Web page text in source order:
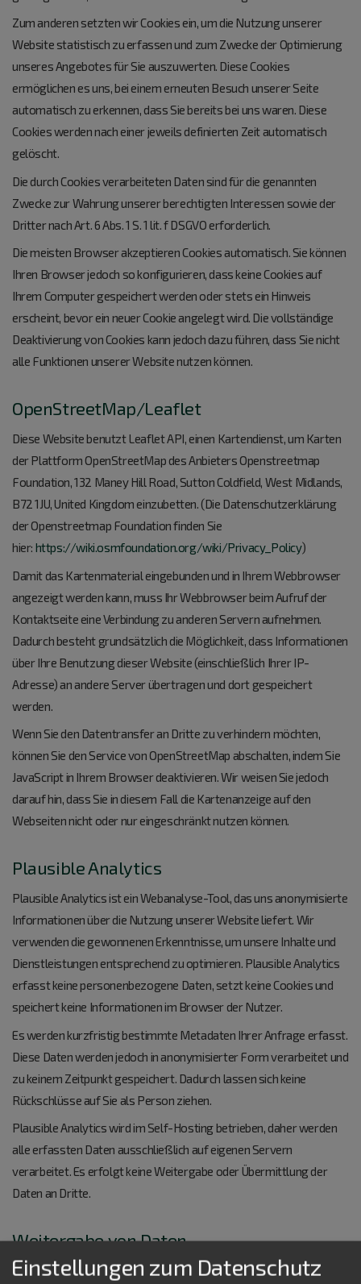
Zum anderen setzten wir Cookies ein, um die Nutzung unserer
Website statistisch zu erfassen und zum Zwecke der Optimierung
unseres Angebotes für Sie auszuwerten. Diese Cookies
ermöglichen es uns, bei einem erneuten Besuch unserer Seite
automatisch zu erkennen, dass Sie bereits bei uns waren. Diese
Cookies werden nach einer jeweils definierten Zeit automatisch
gelöscht.
Die durch Cookies verarbeiteten Daten sind für die genannten
Zwecke zur Wahrung unserer berechtigten Interessen sowie der
Dritter nach Art. 6 Abs. 1 S. 1 lit. f DSGVO erforderlich.
Die meisten Browser akzeptieren Cookies automatisch. Sie können
Ihren Browser jedoch so konfigurieren, dass keine Cookies auf
Ihrem Computer gespeichert werden oder stets ein Hinweis
erscheint, bevor ein neuer Cookie angelegt wird. Die vollständige
Deaktivierung von Cookies kann jedoch dazu führen, dass Sie nicht
alle Funktionen unserer Website nutzen können.
OpenStreetMap/Leaflet
Diese Website benutzt Leaflet API, einen Kartendienst, um Karten
der Plattform OpenStreetMap des Anbieters Openstreetmap
Foundation, 132 Maney Hill Road, Sutton Coldfield, West Midlands,
B72 1JU, United Kingdom einzubetten. (Die Datenschutzerklärung
der Openstreetmap Foundation finden Sie
hier: https://wiki.osmfoundation.org/wiki/Privacy_Policy)
Damit das Kartenmaterial eingebunden und in Ihrem Webbrowser
angezeigt werden kann, muss Ihr Webbrowser beim Aufruf der
Kontaktseite eine Verbindung zu anderen Servern aufnehmen.
Dadurch besteht grundsätzlich die Möglichkeit, dass Informationen
über Ihre Benutzung dieser Website (einschließlich Ihrer IP-
Adresse) an andere Server übertragen und dort gespeichert
werden.
Wenn Sie den Datentransfer an Dritte zu verhindern möchten,
können Sie den Service von OpenStreetMap abschalten, indem Sie
JavaScript in Ihrem Browser deaktivieren. Wir weisen Sie jedoch
darauf hin, dass Sie in diesem Fall die Kartenanzeige auf den
Webseiten nicht oder nur eingeschränkt nutzen können.
Plausible Analytics
Plausible Analytics ist ein Webanalyse-Tool, das uns anonymisierte
Informationen über die Nutzung unserer Website liefert. Wir
verwenden die gewonnenen Erkenntnisse, um unsere Inhalte und
Dienstleistungen entsprechend zu optimieren. Plausible Analytics
erfasst keine personenbezogene Daten, setzt keine Cookies und
speichert keine Informationen im Browser der Nutzer.
Es werden kurzfristig bestimmte Metadaten Ihrer Anfrage erfasst.
Diese Daten werden jedoch in anonymisierter Form verarbeitet und
zu keinem Zeitpunkt gespeichert. Dadurch lassen sich keine
Rückschlüsse auf Sie als Person ziehen.
Plausible Analytics wird im Self-Hosting betrieben, daher werden
alle erfassten Daten ausschließlich auf eigenen Servern
verarbeitet. Es erfolgt keine Weitergabe oder Übermittlung der
Daten an Dritte.
Weitergabe von Daten
Eine Übermittlung Ihrer persönlichen Daten an Dritte zu anderen als
Einstellungen zum Datenschutz